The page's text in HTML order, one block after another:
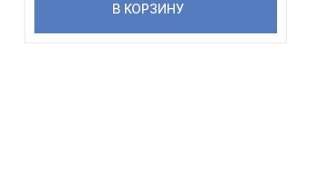
В КОРЗИНУ